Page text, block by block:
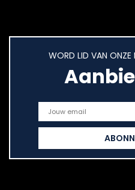
WORD LID VAN ONZE